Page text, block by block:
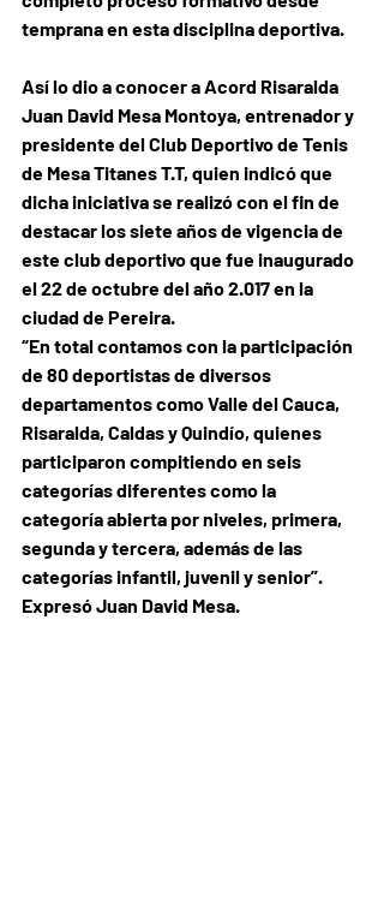
temprana en esta disciplina deportiva.
Así lo dio a conocer a Acord Risaralda
Juan David Mesa Montoya, entrenador y
presidente del Club Deportivo de Tenis
de Mesa Titanes T.T, quien indicó que
dicha iniciativa se realizó con el fin de
destacar los siete años de vigencia de
este club deportivo que fue inaugurado
el 22 de octubre del año 2.017 en la
ciudad de Pereira.
“En total contamos con la participación
de 80 deportistas de diversos
departamentos como Valle del Cauca,
Risaralda, Caldas y Quindío, quienes
participaron compitiendo en seis
categorías diferentes como la
categoría abierta por niveles, primera,
segunda y tercera, además de las
categorías infantil, juvenil y senior”.
Expresó Juan David Mesa.